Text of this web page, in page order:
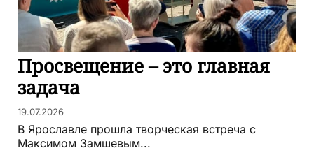
Просвещение – это главная
задача
19.07.2026
В Ярославле прошла творческая встреча с
Максимом Замшевым...